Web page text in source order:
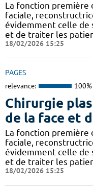
La fonction première
faciale,
évidemment celle de
et de traiter les
18/02/2026 15:25
PAGES
relevance: 100%
Chirurgie
de la face et
La fonction première
faciale,
évidemment celle de
et de traiter les
18/02/2026 15:25